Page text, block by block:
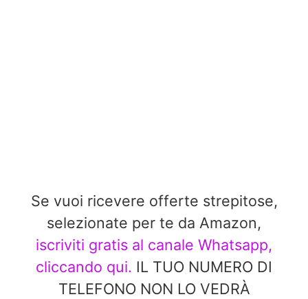
Se vuoi ricevere offerte strepitose,
selezionate per te da Amazon,
iscriviti gratis al canale Whatsapp,
cliccando qui. IL TUO NUMERO DI
TELEFONO NON LO VEDRÀ